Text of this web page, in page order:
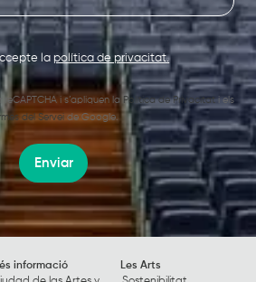
la política de privacitat.
i s’apliquen la Política de Privacitati els
del Servei de Google.
Enviar
informació
Les Arts